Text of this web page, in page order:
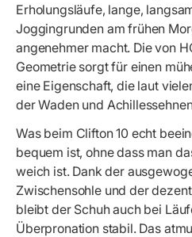
Erholungsläufe, lange,
Joggingrunden am frühen
angenehmer macht. Die von
Geometrie sorgt für einen
eine Eigenschaft, die laut
der Waden und
Was beim Clifton 10 echt
bequem ist, ohne dass man
weich ist. Dank der
Zwischensohle und der
bleibt der Schuh auch bei
Überpronation stabil. Das